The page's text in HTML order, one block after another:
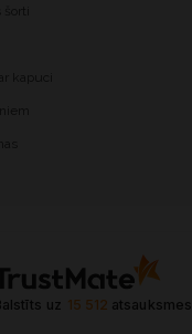
uz 15 512 atsauksmes